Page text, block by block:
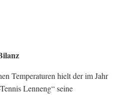
Temperaturen hielt der im Jahr
Lenneng“ seine